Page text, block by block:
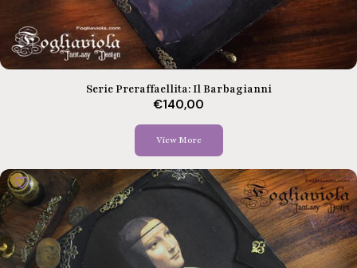
View More
Serie Preraffaellita: Il Barbagianni
€140,00